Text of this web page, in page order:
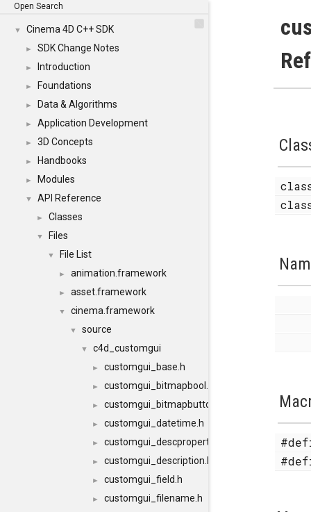
Open Search
▼ Cinema 4D C++ SDK
► SDK Change Notes
► Introduction
► Foundations
► Data & Algorithms
► Application Development
► 3D Concepts
► Handbooks
► Modules
▼ API Reference
► Classes
▼ Files
▼ File List
► animation.framework
► asset.framework
▼ cinema.framework
▼ source
▼ c4d_customgui
► customgui_base.h
► customgui_bitmapbool.h
► customgui_bitmapbutton.h
► customgui_datetime.h
► customgui_descproperty.h
► customgui_description.h
► customgui_field.h
► customgui_filename.h